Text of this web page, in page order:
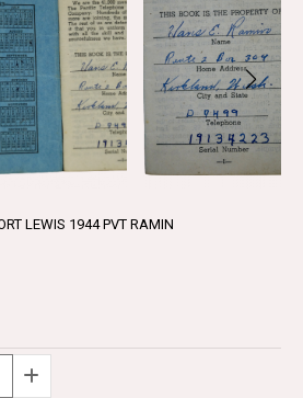
LEWIS 1944 PVT RAMIN